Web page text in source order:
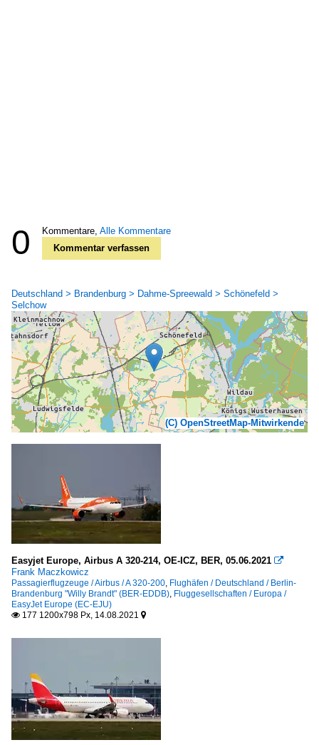
0 Kommentare, Alle Kommentare
Kommentar verfassen
Deutschland > Brandenburg > Dahme-Spreewald > Schönefeld >
Selchow
(C) OpenStreetMap-Mitwirkende
Easyjet Europe, Airbus A 320-214, OE-ICZ, BER, 05.06.2021 
Frank Maczkowicz
Passagierflugzeuge / Airbus / A 320-200, Flughäfen / Deutschland / Berlin-
Brandenburg "Willy Brandt" (BER-EDDB), Fluggesellschaften / Europa /
EasyJet Europe (EC-EJU)
 177 1200x798 Px, 14.08.2021 